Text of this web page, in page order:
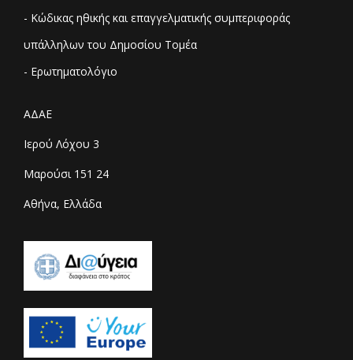
- Κώδικας ηθικής και επαγγελματικής συμπεριφοράς
υπάλληλων του Δημοσίου Τομέα
- Ερωτηματολόγιο
ΑΔΑΕ
Ιερού Λόχου 3
Μαρούσι 151 24
Αθήνα, Ελλάδα